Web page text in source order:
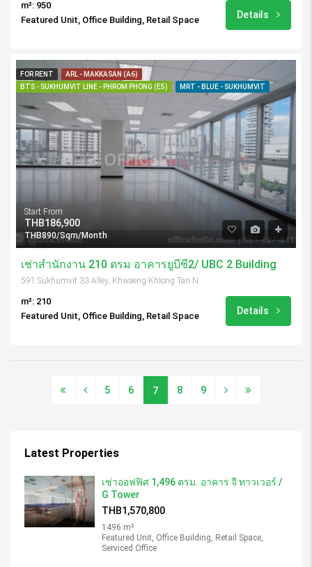
m²: 950
Featured Unit, Office Building, Retail Space
Details
FOR RENT
ARL - MAKKASAN (A6)
BTS - SUKHUMVIT LINE - PHROM PHONG (E5)
MRT - BLUE - SUKHUMVIT
Start From
THB186,900
THB890/Sqm/Month
เช่าสำนักงาน 210 ตรม อาคารยูบีซี2/ UBC 2 Building
m²: 210
Featured Unit, Office Building, Retail Space
Details
5 6 7 8 9
Latest Properties
เช่าออฟฟิศ 1,496 ตรม. อาคาร จี ทาวเวอร์ /
G Tower
THB1,570,800
1496 m²
Featured Unit, Office Building, Retail Space,
Serviced Office